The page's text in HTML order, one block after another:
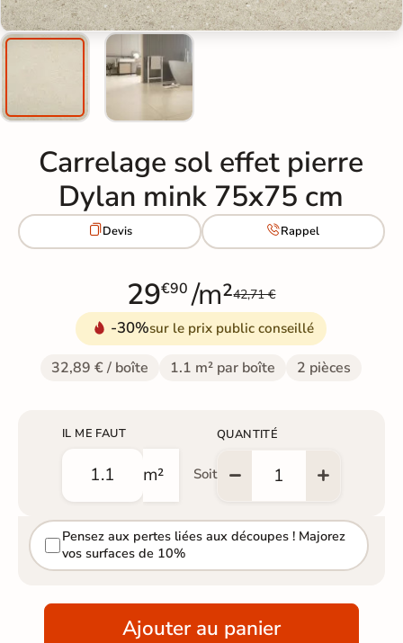
Carrelage sol effet pierre
Dylan mink 75x75 cm
Devis Rappel
29€90 /m²42,71 €
-30%sur le prix public conseillé
32,89 € / boîte 1.1 m² par boîte 2 pièces
IL ME FAUT
m² Soit
QUANTITÉ
Pensez aux pertes liées aux découpes ! Majorez
vos surfaces de 10%
Ajouter au panier